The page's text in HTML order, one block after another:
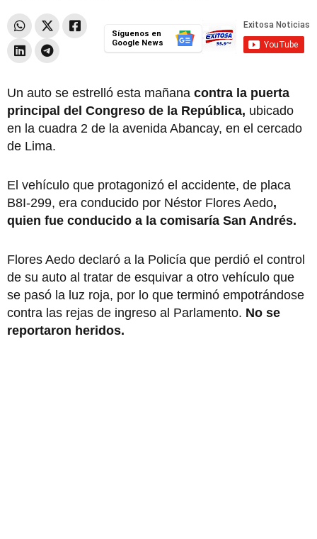
Síguenos en
Google News
Un auto se estrelló esta mañana contra la puerta
principal del Congreso de la República, ubicado
en la cuadra 2 de la avenida Abancay, en el cercado
de Lima.
El vehículo que protagonizó el accidente, de placa
B8I-299, era conducido por Néstor Flores Aedo,
quien fue conducido a la comisaría San Andrés.
Flores Aedo declaró a la Policía que perdió el control
de su auto al tratar de esquivar a otro vehículo que
se pasó la luz roja, por lo que terminó empotrándose
contra las rejas de ingreso al Parlamento. No se
reportaron heridos.